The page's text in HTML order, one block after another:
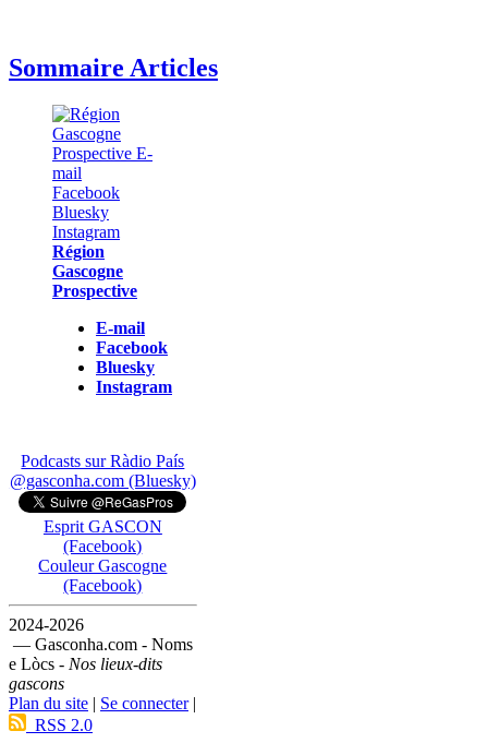
Sommaire Articles
Région
Gascogne
Prospective
E-mail
Facebook
Bluesky
Instagram
Podcasts sur Ràdio País
@gasconha.com (Bluesky)
Esprit GASCON
(Facebook)
Couleur Gascogne
(Facebook)
2024-2026
— Gasconha.com - Noms
e Lòcs - Nos lieux-dits
gascons
Plan du site | Se connecter|
RSS 2.0